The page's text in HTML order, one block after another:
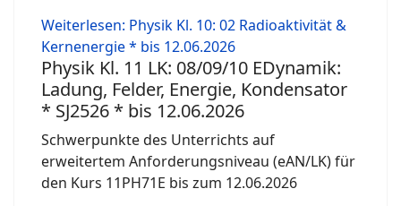
Weiterlesen: Physik Kl. 10: 02 Radioaktivität &
Kernenergie * bis 12.06.2026
Physik Kl. 11 LK: 08/09/10 EDynamik:
Ladung, Felder, Energie, Kondensator
* SJ2526 * bis 12.06.2026
Schwerpunkte des Unterrichts auf
erweitertem Anforderungsniveau (eAN/LK) für
den Kurs 11PH71E bis zum 12.06.2026